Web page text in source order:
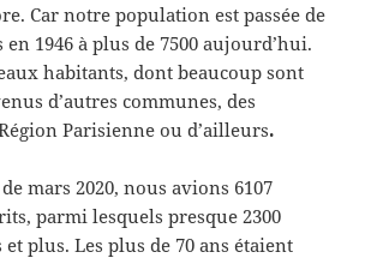
Car notre population est passée de
en 1946 à plus de 7500 aujourd’hui.
habitants, dont beaucoup sont
d’autres communes, des
Parisienne ou d’ailleurs.
mars 2020, nous avions 6107
parmi lesquels presque 2300
et plus. Les plus de 70 ans étaient